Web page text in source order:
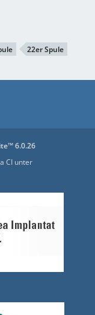
22er Spule
6.0.26
CI unter